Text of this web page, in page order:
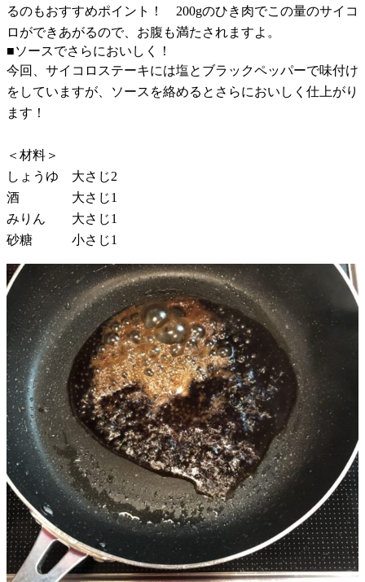
るのもおすすめポイント！ 200gのひき肉でこの量のサイコ
ロができあがるので、お腹も満たされますよ。
■ソースでさらにおいしく！
今回、サイコロステーキには塩とブラックペッパーで味付け
をしていますが、ソースを絡めるとさらにおいしく仕上がり
ます！
＜材料＞
しょうゆ 大さじ2
酒 大さじ1
みりん 大さじ1
砂糖 小さじ1